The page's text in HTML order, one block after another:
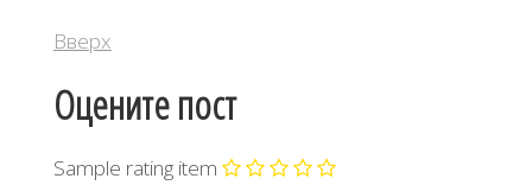
Вверх
Оцените пост
Sample rating item